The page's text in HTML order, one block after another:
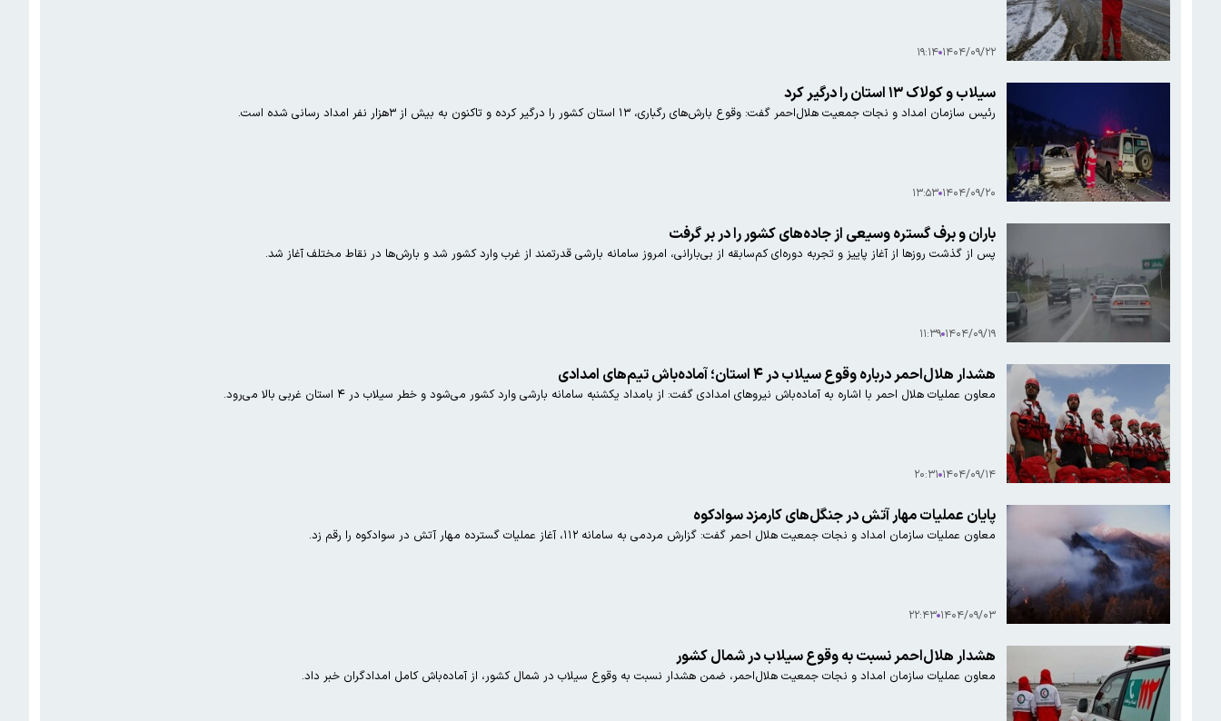
۱۴۰۴/۰۹/۲۲ ۱۹:۱۴
سیلاب و کولاک ۱۳ استان را درگیر کرد
رئیس سازمان امداد و نجات جمعیت هلال‌احمر گفت: وقوع بارش‌های رگباری، ۱۳ استان کشور را درگیر کرده و تاکنون به بیش از ۳هزار نفر امداد رسانی شده است.
۱۴۰۴/۰۹/۲۰ ۱۳:۵۳
باران و برف گستره وسیعی از جاده‌های کشور را در بر گرفت
پس از گذشت روز‌ها از آغاز پاییز و تجربه دوره‌ای کم‌سابقه از بی‌بارانی، امروز سامانه بارشی قدرتمند از غرب وارد کشور شد و بارش‌ها در نقاط مختلف آغاز شد.
۱۴۰۴/۰۹/۱۹ ۱۱:۳۹
هشدار هلال‌احمر درباره وقوع سیلاب در ۴ استان؛ آماده‌باش تیم‌های امدادی
معاون عملیات هلال احمر با اشاره به آماده‌باش نیروهای امدادی گفت: از بامداد یکشنبه سامانه بارشی وارد کشور می‌شود و خطر سیلاب در ۴ استان غربی بالا می‌رود.
۱۴۰۴/۰۹/۱۴ ۲۰:۳۱
پایان عملیات مهار آتش در جنگل‌های کارمزد سوادکوه
معاون عملیات سازمان امداد و نجات جمعیت هلال احمر گفت: گزارش مردمی به سامانه ۱۱۲، آغاز عملیات گسترده مهار آتش در سوادکوه را رقم زد.
۱۴۰۴/۰۹/۰۳ ۲۲:۴۳
هشدار هلال‌احمر نسبت به وقوع سیلاب در شمال کشور
معاون عملیات سازمان امداد و نجات جمعیت هلال‌احمر، ضمن هشدار نسبت به وقوع سیلاب در شمال کشور، از آماده‌باش کامل امدادگران خبر داد.